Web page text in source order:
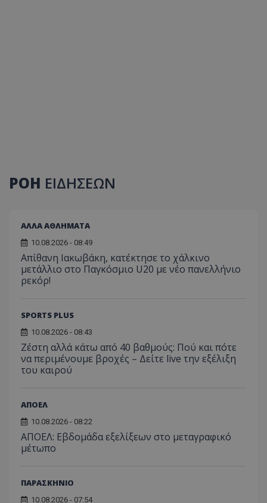
ΡΟΗ ΕΙΔΗΣΕΩΝ
ΑΛΛΑ ΑΘΛΗΜΑΤΑ
10.08.2026 - 08:49
Απίθανη Ιακωβάκη, κατέκτησε το χάλκινο
μετάλλιο στο Παγκόσμιο U20 με νέο πανελλήνιο
ρεκόρ!
SPORTS PLUS
10.08.2026 - 08:43
Ζέστη αλλά κάτω από 40 βαθμούς: Πού και πότε
να περιμένουμε βροχές – Δείτε live την εξέλιξη
του καιρού
ΑΠΟΕΛ
10.08.2026 - 08:22
ΑΠΟΕΛ: Εβδομάδα εξελίξεων στο μεταγραφικό
μέτωπο
ΠΑΡΑΣΚΗΝΙΟ
10.08.2026 - 07:54